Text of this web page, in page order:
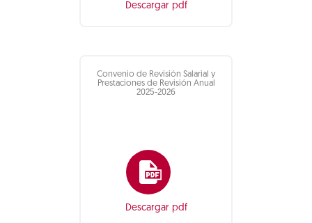
Descargar pdf
Convenio de Revisión Salarial y
Prestaciones de Revisión Anual
2025-2026
Descargar pdf